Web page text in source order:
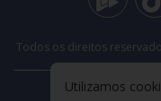
Todos os direitos
Utilizamos